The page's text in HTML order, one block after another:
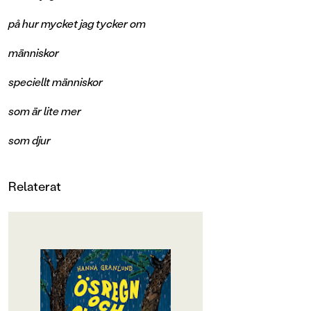
på hur mycket jag tycker om
människor
speciellt människor
som är lite mer
som djur
Relaterat
OM BOKEN
Hur kunde jag se
att du såg på mignär jag